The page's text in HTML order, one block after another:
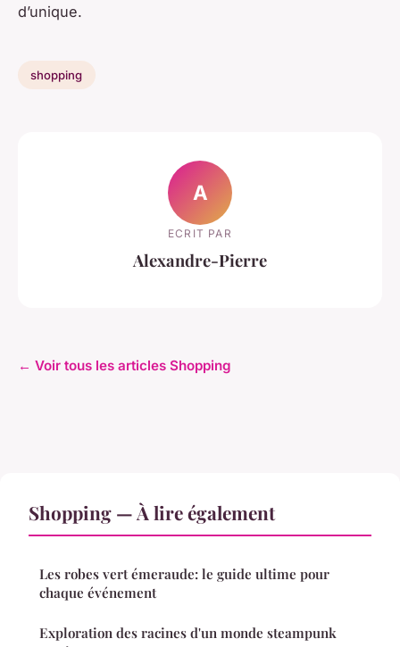
d’unique.
shopping
A
ECRIT PAR
Alexandre-Pierre
← Voir tous les articles Shopping
Shopping — À lire également
Les robes vert émeraude: le guide ultime pour
chaque événement
Exploration des racines d'un monde steampunk